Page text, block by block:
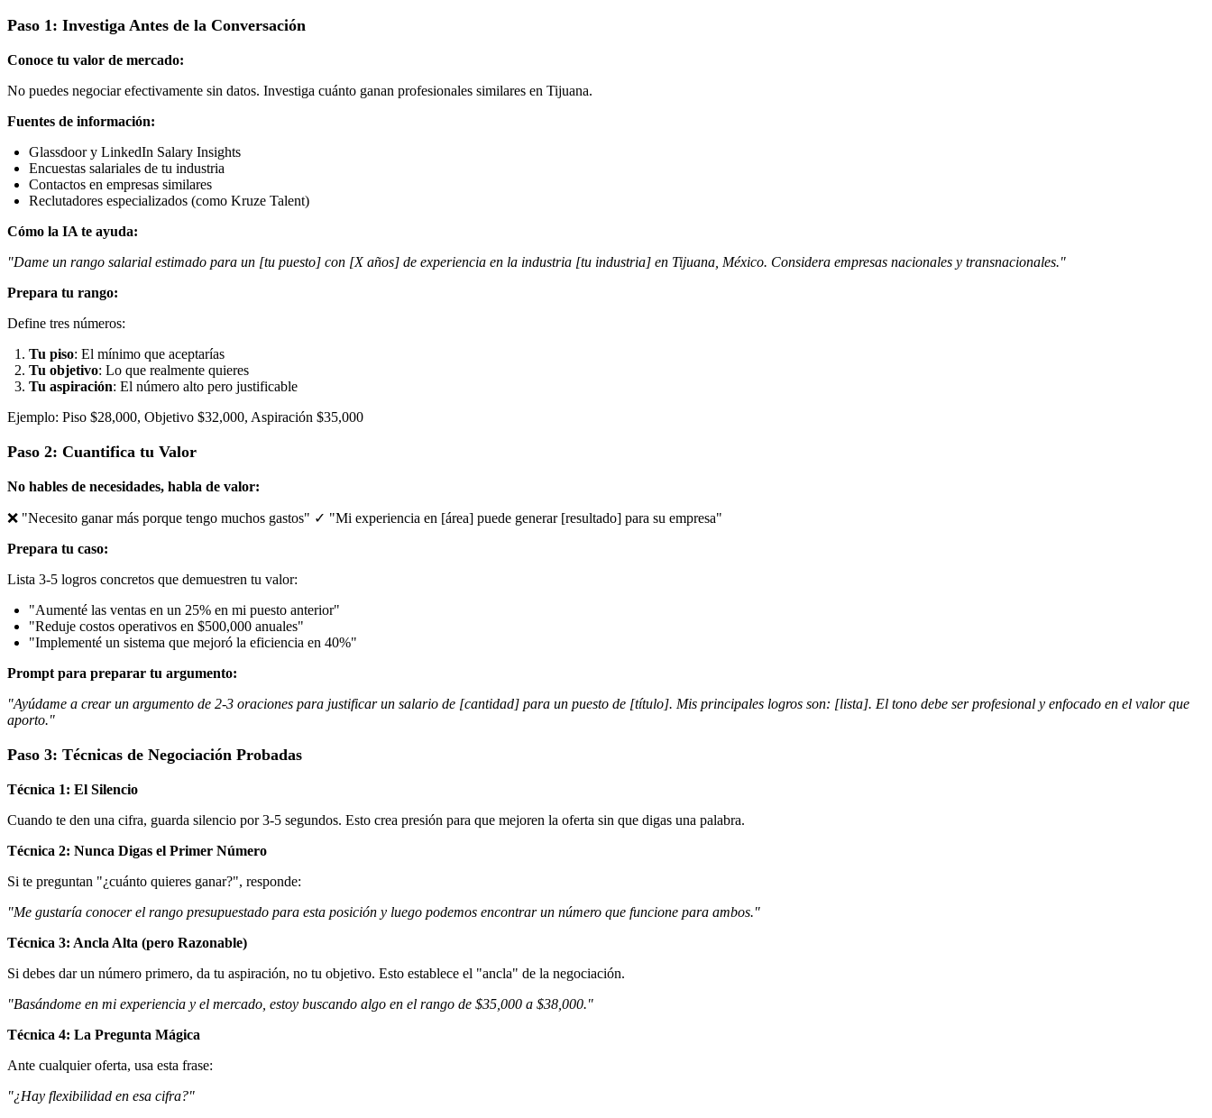
Paso 1: Investiga Antes de la Conversación
Conoce tu valor de mercado:
No puedes negociar efectivamente sin datos. Investiga cuánto ganan profesionales similares en Tijuana.
Fuentes de información:
Glassdoor y LinkedIn Salary Insights
Encuestas salariales de tu industria
Contactos en empresas similares
Reclutadores especializados (como Kruze Talent)
Cómo la IA te ayuda:
"Dame un rango salarial estimado para un [tu puesto] con [X años] de experiencia en la industria [tu industria] en Tijuana, México. Considera empresas nacionales y transnacionales."
Prepara tu rango:
Define tres números:
Tu piso: El mínimo que aceptarías
Tu objetivo: Lo que realmente quieres
Tu aspiración: El número alto pero justificable
Ejemplo: Piso $28,000, Objetivo $32,000, Aspiración $35,000
Paso 2: Cuantifica tu Valor
No hables de necesidades, habla de valor:
❌ "Necesito ganar más porque tengo muchos gastos" ✓ "Mi experiencia en [área] puede generar [resultado] para su empresa"
Prepara tu caso:
Lista 3-5 logros concretos que demuestren tu valor:
"Aumenté las ventas en un 25% en mi puesto anterior"
"Reduje costos operativos en $500,000 anuales"
"Implementé un sistema que mejoró la eficiencia en 40%"
Prompt para preparar tu argumento:
"Ayúdame a crear un argumento de 2-3 oraciones para justificar un salario de [cantidad] para un puesto de [título]. Mis principales logros son: [lista]. El tono debe ser profesional y enfocado en el valor que
aporto."
Paso 3: Técnicas de Negociación Probadas
Técnica 1: El Silencio
Cuando te den una cifra, guarda silencio por 3-5 segundos. Esto crea presión para que mejoren la oferta sin que digas una palabra.
Técnica 2: Nunca Digas el Primer Número
Si te preguntan "¿cuánto quieres ganar?", responde:
"Me gustaría conocer el rango presupuestado para esta posición y luego podemos encontrar un número que funcione para ambos."
Técnica 3: Ancla Alta (pero Razonable)
Si debes dar un número primero, da tu aspiración, no tu objetivo. Esto establece el "ancla" de la negociación.
"Basándome en mi experiencia y el mercado, estoy buscando algo en el rango de $35,000 a $38,000."
Técnica 4: La Pregunta Mágica
Ante cualquier oferta, usa esta frase:
"¿Hay flexibilidad en esa cifra?"